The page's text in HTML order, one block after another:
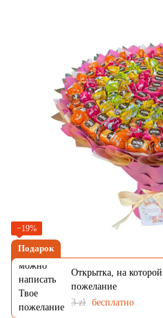
−19%
Подарок
Открытка, на
пожелание
3 zł
бесплатно